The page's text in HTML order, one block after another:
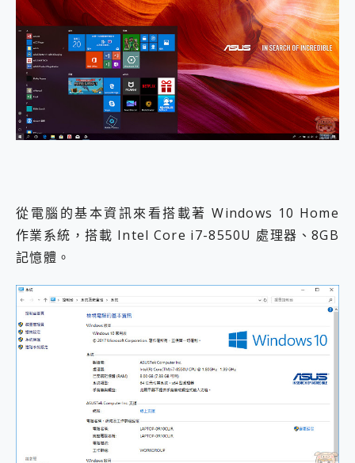
從電腦的基本資訊來看搭載著 Windows 10 Home
作業系統，搭載 Intel Core i7-8550U 處理器、8GB
記憶體。